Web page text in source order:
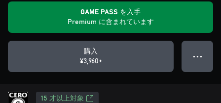
GAME PASS を入手
Premium に含まれています
購入
¥3,960+
● ● ●
15 才以上対象